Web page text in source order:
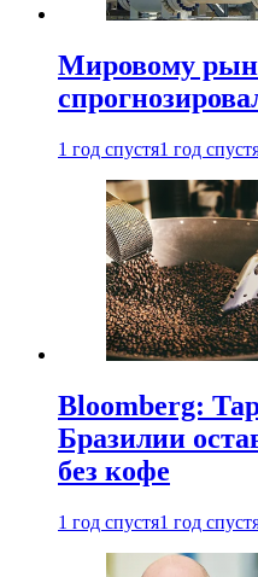
Мировому
1 год спустя1 год
Bloomberg:
Бразилии
без кофе
1 год спустя1 год